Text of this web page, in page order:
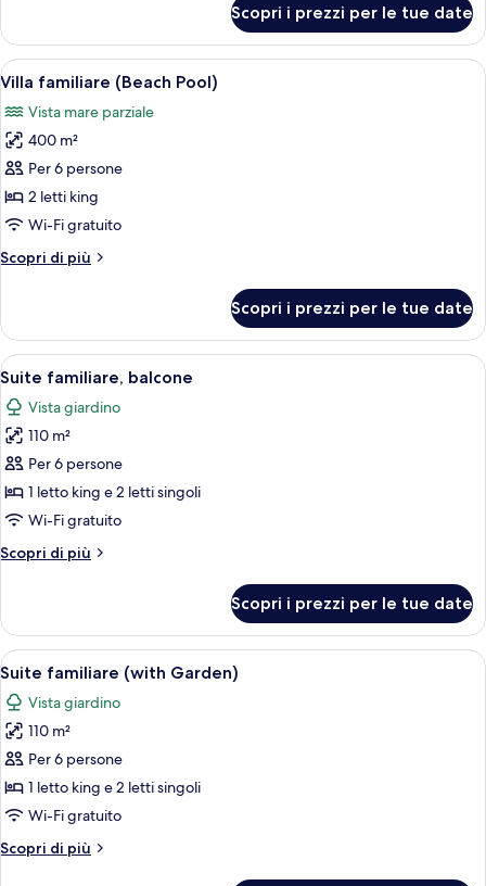
Beds,
Accessible
2
Twin
Beds,
Scopri i prezzi per le tue date
Apri
tutte
le
foto
per
Villa
familiare
Pool)
Biancheria da letto ipoallergenica,
9
Villa familiare (Beach Pool)
Vista mare parziale
400 m²
Per 6 persone
2 letti king
Wi-Fi gratuito
Scopri di più
Altri
familiare
(Beach
Pool)
Scopri i prezzi per le tue date
Apri
tutte
le
foto
per
Suite
familiare,
Una stanza con una porta vetrata
7
Suite familiare, balcone
Vista giardino
110 m²
Per 6 persone
1 letto king e 2 letti singoli
Wi-Fi gratuito
Scopri di più
Altri
familiare,
balcone
Scopri i prezzi per le tue date
Apri
tutte
le
foto
per
Suite
familiare
Garden)
Camera d'albergo con un letto, due
5
Suite familiare (with Garden)
Vista giardino
110 m²
Per 6 persone
1 letto king e 2 letti singoli
Wi-Fi gratuito
Scopri di più
Altri